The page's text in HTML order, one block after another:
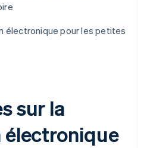
électronique pour les petites
sur la